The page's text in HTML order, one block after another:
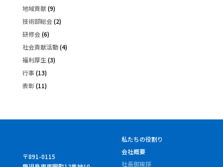
地域貢献(9)
技術部総会(2)
研修会(6)
社会貢献活動(4)
福利厚生(3)
行事 (13)
表彰(11)
〒891-0115
私たちの役割り
会社概要
社長御挨拶